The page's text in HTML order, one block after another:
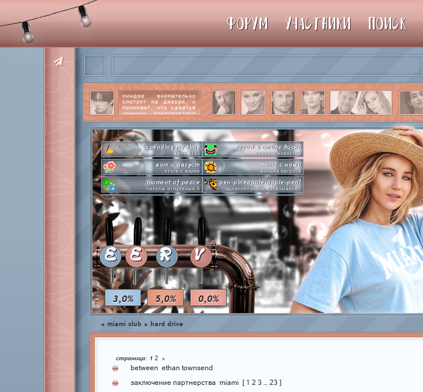
3,0% 5,0% 0,0%
миндже внимательно
смотрит на джерри, и
понимает, что кажется
немного перестарался
далее
spending my time
тест #183
город в стиле диско
немного новостей
вот и август
итоги с варей
лето с нами
внешки августа
moment of peace
паззлы отпускные 5
pen-pineapple-apple-pen!
шлакоблокунь заказывали?
hot n cold
охлаждаемся в клабграмме
сделай это прямо сейчас
лупим пиньяту!
everyone's a star
покупаем звезды
time goes by so slowly
анаграммы на базе
private emotion
с днем эмоций #4
hot in herre
летняя стикер-пати туть
E E R V
ФОРУМ УЧАСТНИКИ ПОИСК
» miami club » hard drive
страница: 1 2 »
between ethan townsend
заключение партнерства miami [ 1 2 3 23 ]